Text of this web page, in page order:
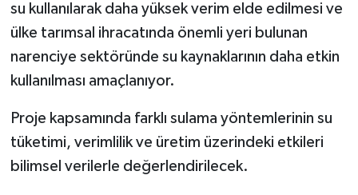
su kullanılarak daha yüksek verim elde edilmesi ve
ülke tarımsal ihracatında önemli yeri bulunan
narenciye sektöründe su kaynaklarının daha etkin
kullanılması amaçlanıyor.
Proje kapsamında farklı sulama yöntemlerinin su
tüketimi, verimlilik ve üretim üzerindeki etkileri
bilimsel verilerle değerlendirilecek.